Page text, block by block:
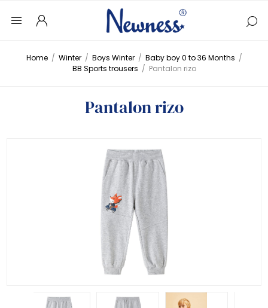
Home / Winter / Boys Winter / Baby boy 0 to 36 Months /
BB Sports trousers / Pantalon rizo
Pantalon rizo